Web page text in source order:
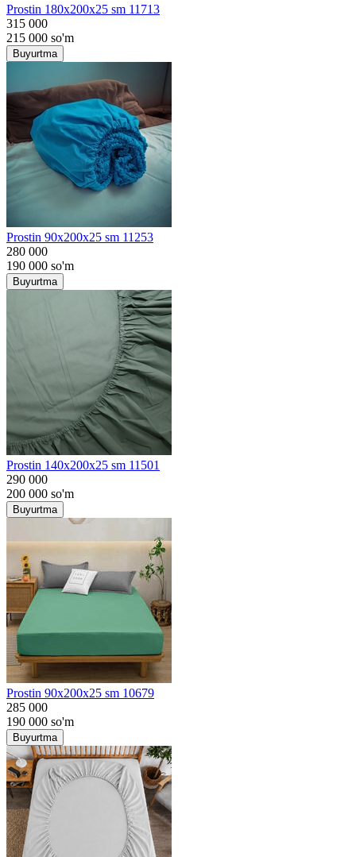
Prostin 180x200x25 sm 11713
315 000
215 000 so'm
Buyurtma
Prostin 90x200x25 sm 11253
280 000
190 000 so'm
Buyurtma
Prostin 140x200x25 sm 11501
290 000
200 000 so'm
Buyurtma
Prostin 90x200x25 sm 10679
285 000
190 000 so'm
Buyurtma